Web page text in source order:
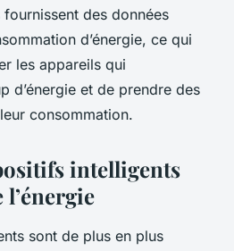
des données
d’énergie, ce qui
les appareils qui
d’énergie et de prendre des
consommation.
intelligents
sont de plus en plus